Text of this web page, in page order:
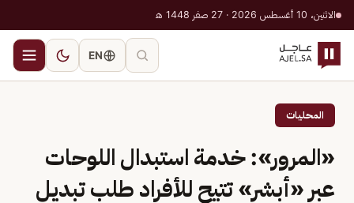
الاثنين، 10 أغسطس 2026 · 27 صفر 1448 هـ
EN
المحليات
«المرور»: خدمة استبدال اللوحات
عبر «أبشر» تتيح للأفراد طلب تبديل